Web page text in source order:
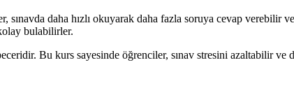
sınavda daha hızlı okuyarak daha fazla soruya cevap
bulabilirler.
Bu kurs sayesinde öğrenciler, sınav stresini azaltabilir ve